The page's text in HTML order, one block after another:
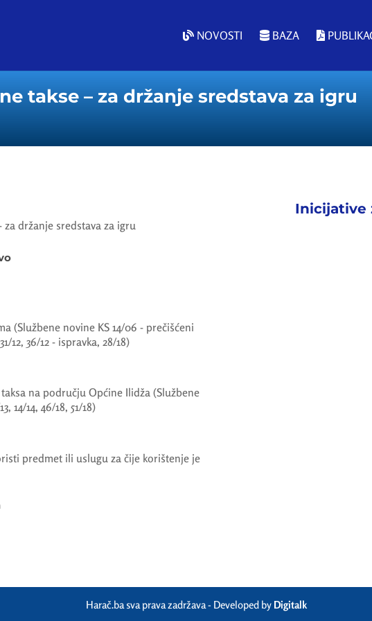
NOVOSTI BAZA
takse – za držanje sredstava za igru
držanje sredstava za igru
(Službene novine KS 14/06 - prečišćeni
12, 36/12 - ispravka, 28/18)
na području Općine Ilidža (Službene
14/14, 46/18, 51/18)
predmet ili uslugu za čije korištenje je
Inicijative
Harač.ba sva prava zadržava - Developed byDigitalk